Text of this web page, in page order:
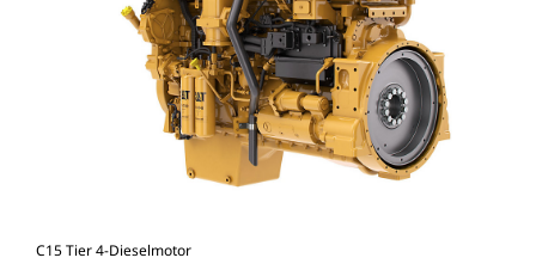
C15 Tier 4-Dieselmotor